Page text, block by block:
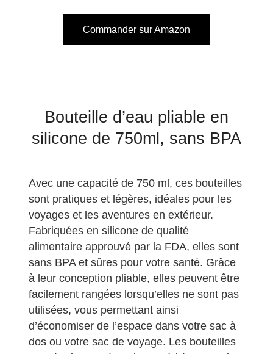
Commander sur Amazon
Bouteille d’eau pliable en
silicone de 750ml, sans BPA
Avec une capacité de 750 ml, ces bouteilles
sont pratiques et légères, idéales pour les
voyages et les aventures en extérieur.
Fabriquées en silicone de qualité
alimentaire approuvé par la FDA, elles sont
sans BPA et sûres pour votre santé. Grâce
à leur conception pliable, elles peuvent être
facilement rangées lorsqu’elles ne sont pas
utilisées, vous permettant ainsi
d’économiser de l’espace dans votre sac à
dos ou votre sac de voyage. Les bouteilles